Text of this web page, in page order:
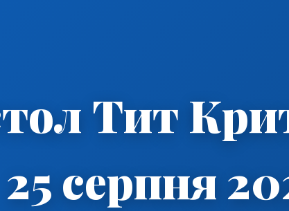
Тит
25 серпня